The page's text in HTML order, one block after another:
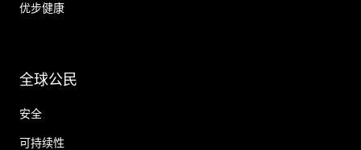
优步健康
全球公民
安全
可持续性